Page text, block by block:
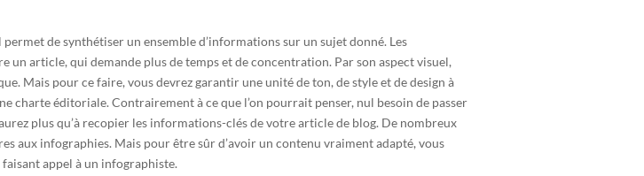
de synthétiser un ensemble d’informations sur un sujet donné. Les
article, qui demande plus de temps et de concentration. Par son aspect visuel,
Mais pour ce faire, vous devrez garantir une unité de ton, de style et de design à
charte éditoriale. Contrairement à ce que l’on pourrait penser, nul besoin de passer
plus qu’à recopier les informations-clés de votre article de blog. De nombreux
aux infographies. Mais pour être sûr d’avoir un contenu vraiment adapté, vous
appel à un infographiste.